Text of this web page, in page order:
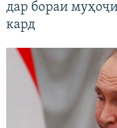
дар бораи
кард